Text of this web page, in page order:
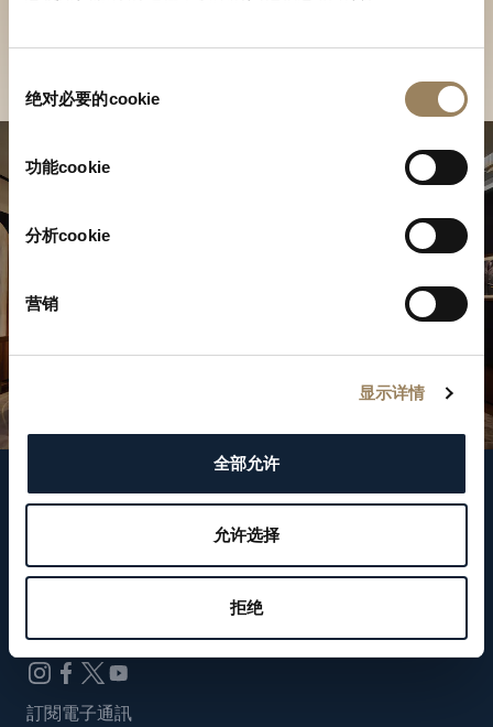
绝对必要的cookie
功能cookie
分析cookie
营销
显示详情
全部允许
允许选择
拒绝
尋找專賣店
關注我們
WeChat ID
Breguet_China
訂閱電子通訊